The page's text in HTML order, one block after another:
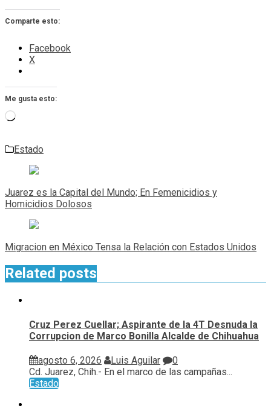
Comparte esto:
Facebook
X
Me gusta esto:
Cargando...
Estado
Navegación
de
entradas
Juarez es la Capital del Mundo; En Femenicidios y
Homicidios Dolosos
Migracion en México Tensa la Relación con Estados Unidos
Related posts
Cruz Perez Cuellar; Aspirante de la 4T Desnuda la
Corrupcion de Marco Bonilla Alcalde de Chihuahua
agosto 6, 2026 Luis Aguilar
0
Cd. Juarez, Chih.- En el marco de las campañas...
Estado